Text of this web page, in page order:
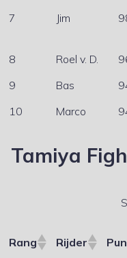
7 Jim
8 Roel v. D.
9
Bas
10
Marco
Tamiya
Rang Rijder